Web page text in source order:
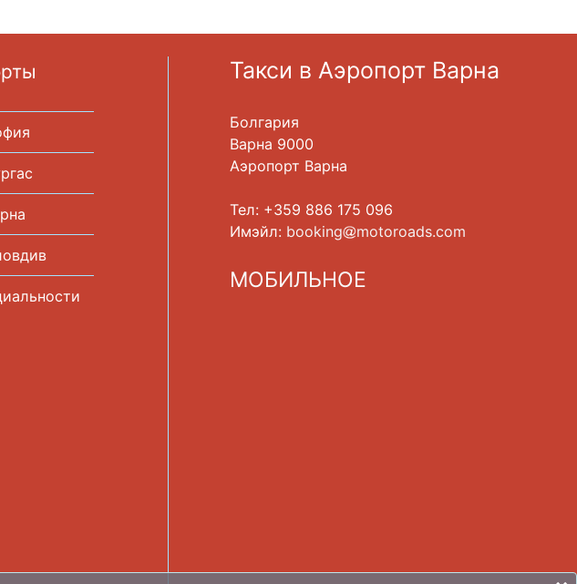
Такси в Аэропорт Варна
Болгария
Варна 9000
Аэропорт Варна
Тел: +359 886 175 096
Имэйл: booking motoroads.com
МОБИЛЬНОЕ